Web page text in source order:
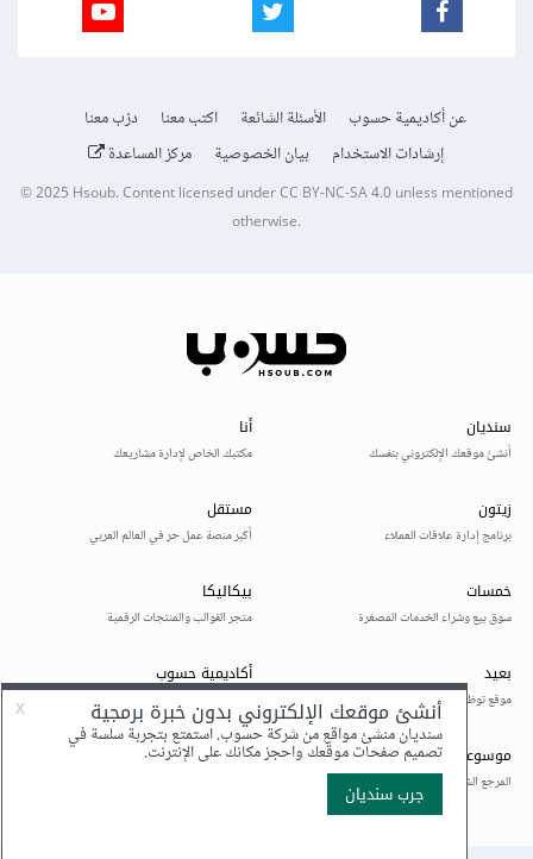
عن أكاديمية حسوب الأسئلة الشائعة اكتب معنا
درّب معنا
إرشادات الاستخدام
بيان الخصوصية مركز المساعدة
© 2025Hsoub.Content licensed underCC BY-NC-SA 4.0unless mentioned
otherwise.